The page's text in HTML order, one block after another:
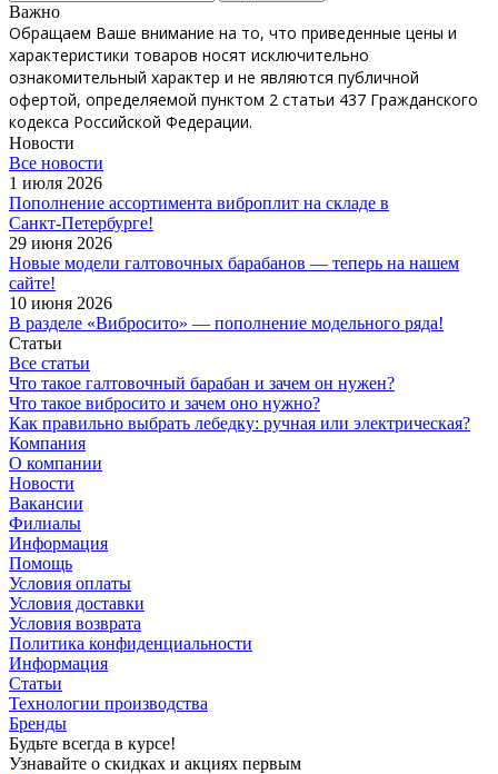
Важно
Обращаем Ваше внимание на то, что приведенные цены и
характеристики товаров носят исключительно
ознакомительный характер и не являются публичной
офертой, определяемой пунктом 2 статьи 437 Гражданского
кодекса Российской Федерации.
Новости
Все новости
1 июля 2026
Пополнение ассортимента виброплит на складе в
Санкт‑Петербурге!
29 июня 2026
Новые модели галтовочных барабанов — теперь на нашем
сайте!
10 июня 2026
В разделе «Вибросито» — пополнение модельного ряда!
Статьи
Все статьи
Что такое галтовочный барабан и зачем он нужен?
Что такое вибросито и зачем оно нужно?
Как правильно выбрать лебедку: ручная или электрическая?
Компания
О компании
Новости
Вакансии
Филиалы
Информация
Помощь
Условия оплаты
Условия доставки
Условия возврата
Политика конфиденциальности
Информация
Статьи
Технологии производства
Бренды
Будьте всегда в курсе!
Узнавайте о скидках и акциях первым